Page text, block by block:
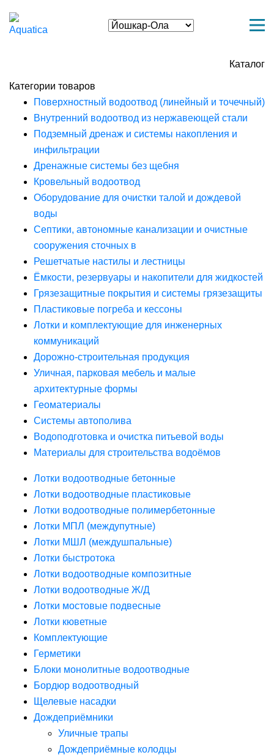
Каталог
Категории товаров
Поверхностный водоотвод (линейный и точечный)
Внутренний водоотвод из нержавеющей стали
Подземный дренаж и системы накопления и
инфильтрации
Дренажные системы без щебня
Кровельный водоотвод
Оборудование для очистки талой и дождевой
воды
Септики, автономные канализации и очистные
сооружения сточных в
Решетчатые настилы и лестницы
Ёмкости, резервуары и накопители для жидкостей
Грязезащитные покрытия и системы грязезащиты
Пластиковые погреба и кессоны
Лотки и комплектующие для инженерных
коммуникаций
Дорожно-строительная продукция
Уличная, парковая мебель и малые
архитектурные формы
Геоматериалы
Системы автополива
Водоподготовка и очистка питьевой воды
Материалы для строительства водоёмов
Лотки водоотводные бетонные
Лотки водоотводные пластиковые
Лотки водоотводные полимербетонные
Лотки МПЛ (междупутные)
Лотки МШЛ (междушпальные)
Лотки быстротока
Лотки водоотводные композитные
Лотки водоотводные Ж/Д
Лотки мостовые подвесные
Лотки кюветные
Комплектующие
Герметики
Блоки монолитные водоотводные
Бордюр водоотводный
Щелевые насадки
Дождеприёмники
Уличные трапы
Дождеприёмные колодцы